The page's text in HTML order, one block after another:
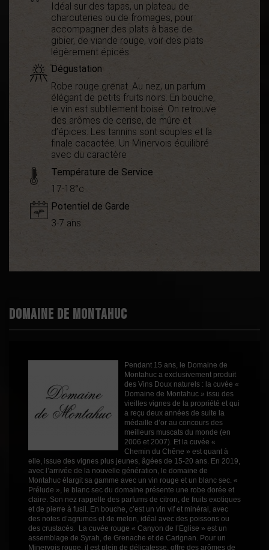
Idéal sur des tapas, un plateau de
charcuteries ou de fromages, pour
accompagner des plats à base de
gibier, de viande rouge, voir des plats
légèrement épicés.
Dégustation
Robe rouge grenat. Au nez, un parfum
élégant de petits fruits noirs. En bouche,
le vin est subtilement boisé. On retrouve
des arômes de cerise, de mûre et
d’épices. Les tannins sont souples et la
finale cacaotée. Un Minervois équilibré
avec du caractère
Température de Service
17-18°c
Potentiel de Garde
3-7 ans
Épicé
Carignan
Grenache
Syrah
Profil Boisé
Rouge
2022
Volume 75cl
Rayons
Vin 2019
Vin 2019
Domaine de Montahuc
Pendant 15 ans, le Domaine de
Montahuc a exclusivement produit
des Vins Doux naturels : la cuvée «
Domaine de Montahuc » issu des
vieilles vignes de la propriété et qui
a reçu deux années de suite la
médaille d’or au concours des
meilleurs muscats du monde (en
2006 et 2007). Et la cuvée «
Chemin du Chêne » est quant à
elle, issue des vignes plus jeunes, âgées de 15-20 ans. En 2019,
avec l’arrivée de la nouvelle génération, le domaine de
Montahuc élargit sa gamme avec un vin rouge et un blanc sec. «
Prélude », le blanc sec du domaine présente une robe dorée et
claire. Son nez rappelle des parfums de citron, de fruits exotiques
et de pierre à fusil. En bouche, c’est un vin vif et minéral, avec
des notes d’agrumes et de melon, idéal avec des poissons ou
des crustacés. La cuvée rouge « Canyon de l’Eglise » est un
assemblage de Syrah, de Grenache et de Carignan. Pour un
Minervois rouge, il est plein de délicatesse, offre des arômes de